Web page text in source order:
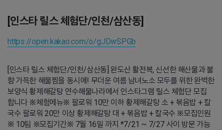
[인스타 릴스 체험단/인천/삼산동]
https://open.kakao.com/o/gJDwSPGb
[인스타 릴스 체험단/인천/삼산동] 완도산 활전복, 신선한 해산물과 불
향 가득한 해물찜을 동시에! 무더운 여름 남녀노소 모두를 위한 완벽한
보양식 황제해갈탕 연수해물나라에서 인스타그램 릴스 체험단 모집
합니다 ※체험메뉴※ 팔로워 10만 이하 황제해갈탕 소 + 볶음밥 + 칼
국수 팔로워 20만 이상 황제해갈탕 대 + 볶음밥 + 칼국수 ※모집인원
※ 10팀 ※모집기간※ 7월 16일 까지 *7/21 ~ 7/27 사이 방문 가능